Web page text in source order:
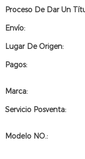
Proceso De Dar Un
Envío:
Lugar De Origen:
Pagos:
Marca:
Servicio Posventa:
Modelo NO.: